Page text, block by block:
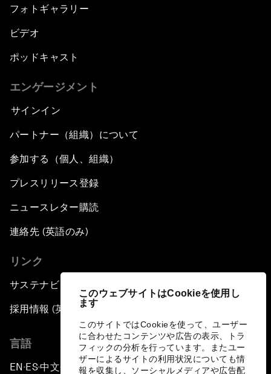
このウェブサイトはCookieを使用し
ます
このサイトではCookieを使って、ユーザー
に合わせたコンテンツや広告の表示、トラ
フィックの分析を行っています。またユー
ザーによるサイトの利用状況についても情
報を収集し、ソーシャルメディアや広告配
フォトギャラリー
ビデオ
ポッドキャスト
エンゲージメント
サインイン
パートナー（組織）について
参加する（個人、組織）
プレスリリース登録
ニュースレター購読
連絡先 (英語のみ)
リンク
サステナビリティへの取り組み
採用情報 (英語のみ)
言語
EN ▪ ES▪中文▪ 日本語